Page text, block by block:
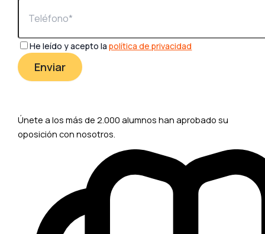
He leído y acepto lapolítica de privacidad
Únete a los más de 2.000 alumnos han aprobado su
oposición con nosotros.